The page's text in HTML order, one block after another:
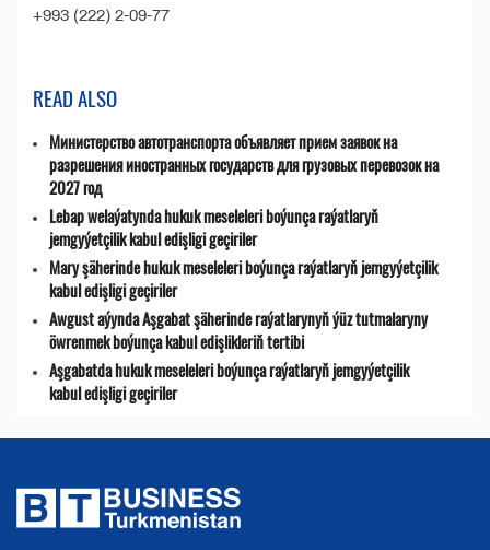
+993 (222) 2-09-77
READ ALSO
Министерство автотранспорта объявляет прием заявок на
разрешения иностранных государств для грузовых перевозок на
2027 год
Lebap welaýatynda hukuk meseleleri boýunça raýatlaryň
jemgyýetçilik kabul edişligi geçiriler
Mary şäherinde hukuk meseleleri boýunça raýatlaryň jemgyýetçilik
kabul edişligi geçiriler
Awgust aýynda Aşgabat şäherinde raýatlarynyň ýüz tutmalaryny
öwrenmek boýunça kabul edişlikleriň tertibi
Aşgabatda hukuk meseleleri boýunça raýatlaryň jemgyýetçilik
kabul edişligi geçiriler